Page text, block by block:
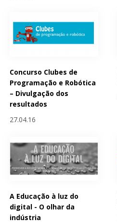
Concurso Clubes de
Programação e Robótica
– Divulgação dos
resultados
27.04.16
A Educação à luz do
digital - O olhar da
indústria